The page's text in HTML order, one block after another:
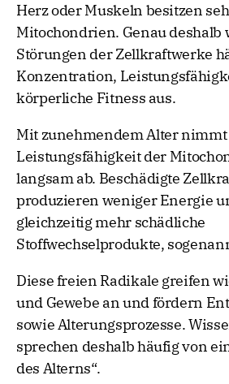
Herz oder Muskeln besitzen
Mitochondrien. Genau deshalb
Störungen der Zellkraftwerke
Konzentration,
körperliche Fitness aus.
Mit zunehmendem Alter nimmt
Leistungsfähigkeit der
langsam ab. Beschädigte
produzieren weniger Energie
gleichzeitig mehr schädliche
Stoffwechselprodukte,
Diese freien Radikale greifen
und Gewebe an und fördern
sowie Alterungsprozesse.
sprechen deshalb häufig von
des Alterns“.